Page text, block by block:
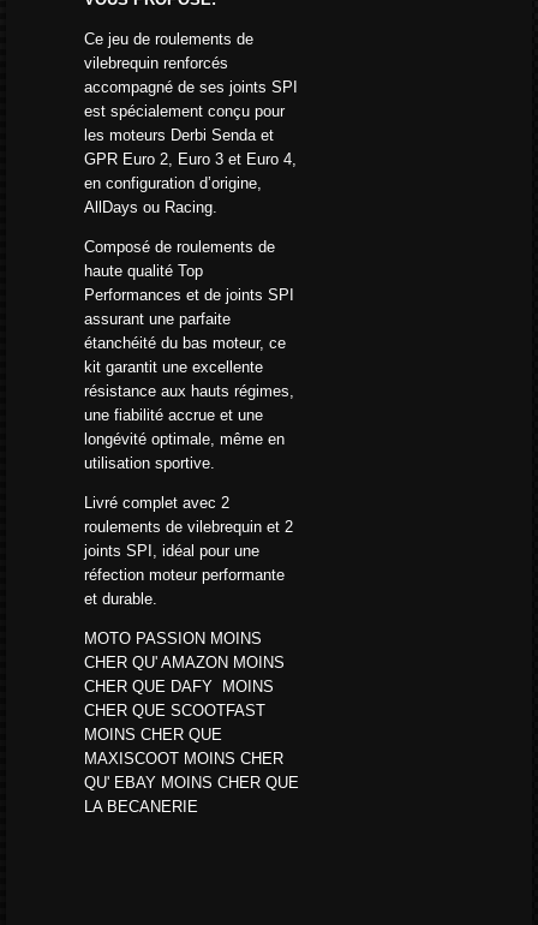
Ce jeu de roulements de
vilebrequin renforcés
accompagné de ses joints SPI
est spécialement conçu pour
les moteurs Derbi Senda et
GPR Euro 2, Euro 3 et Euro 4,
en configuration d’origine,
AllDays ou Racing.
Composé de roulements de
haute qualité Top
Performances et de joints SPI
assurant une parfaite
étanchéité du bas moteur, ce
kit garantit une excellente
résistance aux hauts régimes,
une fiabilité accrue et une
longévité optimale, même en
utilisation sportive.
Livré complet avec 2
roulements de vilebrequin et 2
joints SPI, idéal pour une
réfection moteur performante
et durable.
MOTO PASSION MOINS
CHER QU' AMAZON MOINS
CHER QUE DAFY MOINS
CHER QUE SCOOTFAST
MOINS CHER QUE
MAXISCOOT MOINS CHER
QU' EBAY MOINS CHER QUE
LA BECANERIE